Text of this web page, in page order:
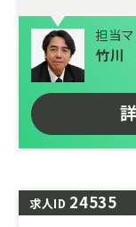
広い分野で
るチャンス
手不足や技
る一方、あ
可能な社会
ります。高
がら、地域
か？
担当
竹川
求人ID 24535